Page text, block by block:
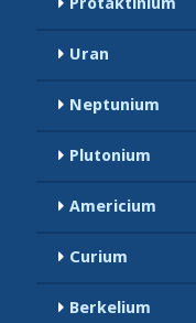
Uran
Neptunium
Plutonium
Americium
Curium
Berkelium